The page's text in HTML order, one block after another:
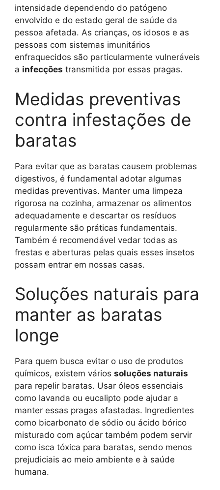
intensidade dependendo do patógeno
envolvido e do estado geral de saúde da
pessoa afetada. As crianças, os idosos e as
pessoas com sistemas imunitários
enfraquecidos são particularmente vulneráveis ​​
a infecções transmitida por essas pragas.
Medidas preventivas
contra infestações de
baratas
Para evitar que as baratas causem problemas
digestivos, é fundamental adotar algumas
medidas preventivas. Manter uma limpeza
rigorosa na cozinha, armazenar os alimentos
adequadamente e descartar os resíduos
regularmente são práticas fundamentais.
Também é recomendável vedar todas as
frestas e aberturas pelas quais esses insetos
possam entrar em nossas casas.
Soluções naturais para
manter as baratas
longe
Para quem busca evitar o uso de produtos
químicos, existem vários soluções naturais
para repelir baratas. Usar óleos essenciais
como lavanda ou eucalipto pode ajudar a
manter essas pragas afastadas. Ingredientes
como bicarbonato de sódio ou ácido bórico
misturado com açúcar também podem servir
como isca tóxica para baratas, sendo menos
prejudiciais ao meio ambiente e à saúde
humana.